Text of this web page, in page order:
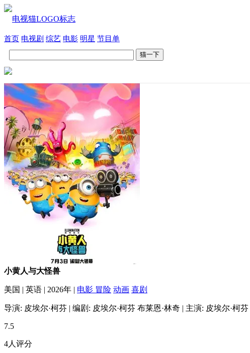
首页 电视剧 综艺 电影 明星 节目单
猫一下
小黄人与大怪兽
美国 | 英语 | 2026年 | 电影 冒险 动画 喜剧
导演: 皮埃尔·柯芬 | 编剧: 皮埃尔·柯芬 布莱恩·林奇 | 主演: 皮埃尔·柯芬
7.5
4人评分